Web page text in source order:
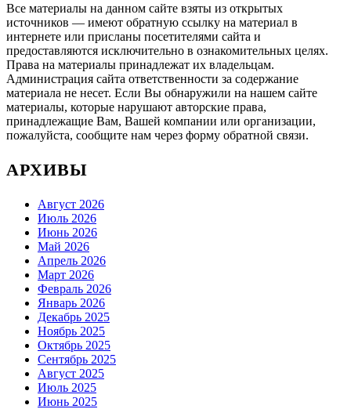
Все материалы на данном сайте взяты из открытых
источников — имеют обратную ссылку на материал в
интернете или присланы посетителями сайта и
предоставляются исключительно в ознакомительных целях.
Права на материалы принадлежат их владельцам.
Администрация сайта ответственности за содержание
материала не несет. Если Вы обнаружили на нашем сайте
материалы, которые нарушают авторские права,
принадлежащие Вам, Вашей компании или организации,
пожалуйста, сообщите нам через форму обратной связи.
АРХИВЫ
Август 2026
Июль 2026
Июнь 2026
Май 2026
Апрель 2026
Март 2026
Февраль 2026
Январь 2026
Декабрь 2025
Ноябрь 2025
Октябрь 2025
Сентябрь 2025
Август 2025
Июль 2025
Июнь 2025